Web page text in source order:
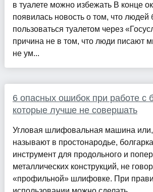
в туалете можно избежать В конце
появилась новость о том, что людей
пользоваться туалетом через
причина не в том, что люди писают
не ум...
6 опасных ошибок при работе с
которые лучше не совершать
Угловая шлифовальная машина или,
называют в простонародье,
инструмент для продольного и
металлических конструкций, не
«профильной» шлифовке. При